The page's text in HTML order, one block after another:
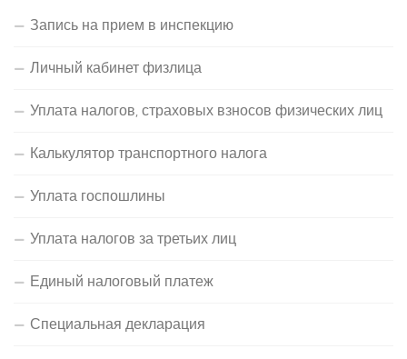
Запись на прием в инспекцию
Личный кабинет физлица
Уплата налогов, страховых взносов физических лиц
Калькулятор транспортного налога
Уплата госпошлины
Уплата налогов за третьих лиц
Единый налоговый платеж
Специальная декларация